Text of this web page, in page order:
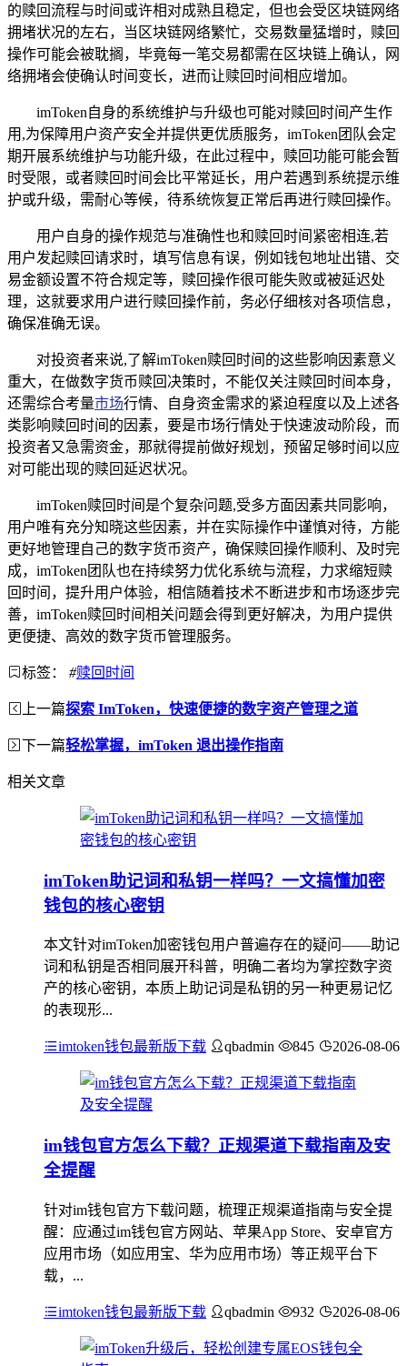
的赎回流程与时间或许相对成熟且稳定，但也会受区块链网络
拥堵状况的左右，当区块链网络繁忙，交易数量猛增时，赎回
操作可能会被耽搁，毕竟每一笔交易都需在区块链上确认，网
络拥堵会使确认时间变长，进而让赎回时间相应增加。
imToken自身的系统维护与升级也可能对赎回时间产生作
用,为保障用户资产安全并提供更优质服务，imToken团队会定
期开展系统维护与功能升级，在此过程中，赎回功能可能会暂
时受限，或者赎回时间会比平常延长，用户若遇到系统提示维
护或升级，需耐心等候，待系统恢复正常后再进行赎回操作。
用户自身的操作规范与准确性也和赎回时间紧密相连,若
用户发起赎回请求时，填写信息有误，例如钱包地址出错、交
易金额设置不符合规定等，赎回操作很可能失败或被延迟处
理，这就要求用户进行赎回操作前，务必仔细核对各项信息，
确保准确无误。
对投资者来说,了解imToken赎回时间的这些影响因素意义
重大，在做数字货币赎回决策时，不能仅关注赎回时间本身，
还需综合考量市场行情、自身资金需求的紧迫程度以及上述各
类影响赎回时间的因素，要是市场行情处于快速波动阶段，而
投资者又急需资金，那就得提前做好规划，预留足够时间以应
对可能出现的赎回延迟状况。
imToken赎回时间是个复杂问题,受多方面因素共同影响，
用户唯有充分知晓这些因素，并在实际操作中谨慎对待，方能
更好地管理自己的数字货币资产，确保赎回操作顺利、及时完
成，imToken团队也在持续努力优化系统与流程，力求缩短赎
回时间，提升用户体验，相信随着技术不断进步和市场逐步完
善，imToken赎回时间相关问题会得到更好解决，为用户提供
更便捷、高效的数字货币管理服务。
标签： #赎回时间
上一篇探索 ImToken，快速便捷的数字资产管理之道
下一篇轻松掌握，imToken 退出操作指南
相关文章
imToken助记词和私钥一样吗？一文搞懂加密
钱包的核心密钥
本文针对imToken加密钱包用户普遍存在的疑问——助记
词和私钥是否相同展开科普，明确二者均为掌控数字资
产的核心密钥，本质上助记词是私钥的另一种更易记忆
的表现形...
imtoken钱包最新版下载 qbadmin 845 2026-08-06
im钱包官方怎么下载？正规渠道下载指南及安
全提醒
针对im钱包官方下载问题，梳理正规渠道指南与安全提
醒：应通过im钱包官方网站、苹果App Store、安卓官方
应用市场（如应用宝、华为应用市场）等正规平台下
载，...
imtoken钱包最新版下载 qbadmin 932 2026-08-06